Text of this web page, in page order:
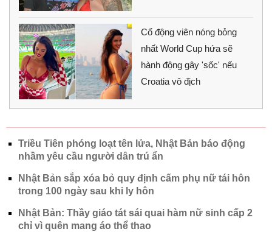
Cổ động viên nóng bỏng
nhất World Cup hứa sẽ
hành động gây 'sốc' nếu
Croatia vô địch
Triều Tiên phóng loạt tên lửa, Nhật Bản báo động
nhầm yêu cầu người dân trú ẩn
Nhật Bản sắp xóa bỏ quy định cấm phụ nữ tái hôn
trong 100 ngày sau khi ly hôn
Nhật Bản: Thầy giáo tát sái quai hàm nữ sinh cấp 2
chỉ vì quên mang áo thể thao